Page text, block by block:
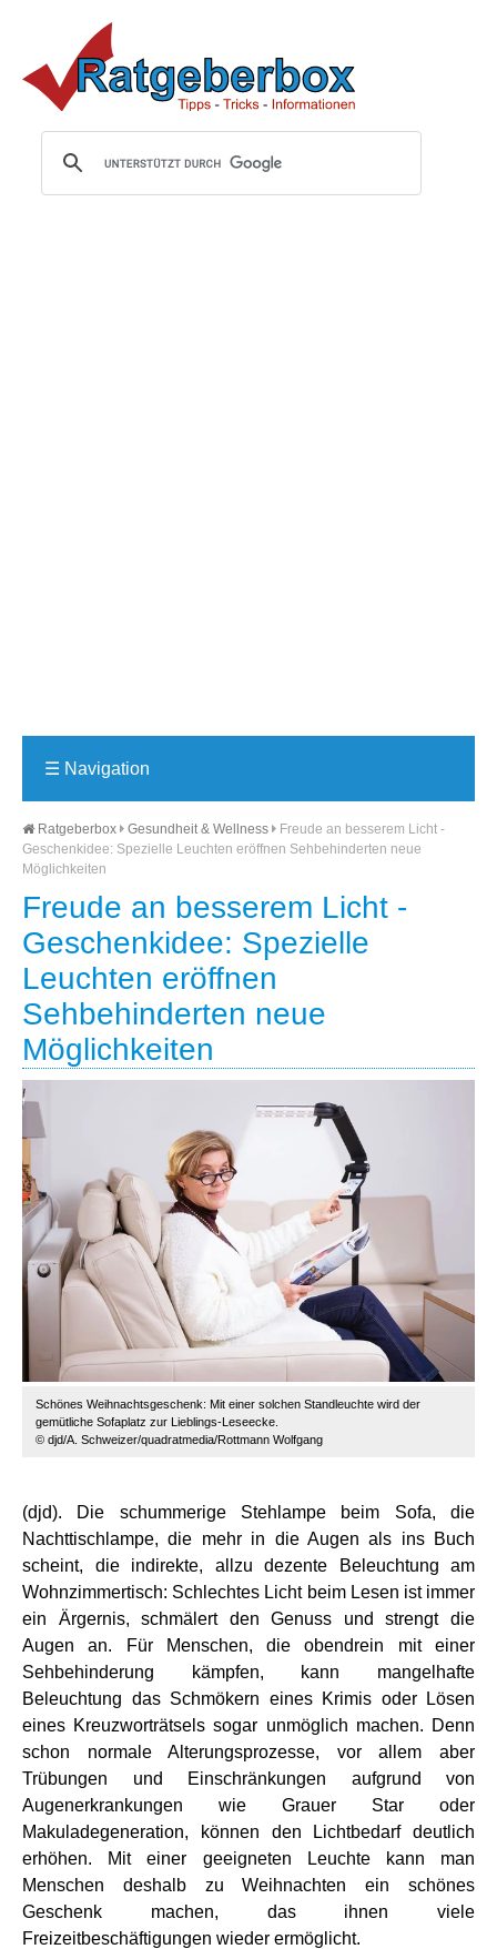
☰ Navigation
Ratgeberbox Gesundheit & Wellness
Freude an besserem Licht -
Geschenkidee: Spezielle Leuchten eröffnen Sehbehinderten neue
Möglichkeiten
Freude an besserem Licht -
Geschenkidee: Spezielle
Leuchten eröffnen
Sehbehinderten neue
Möglichkeiten
Schönes Weihnachtsgeschenk: Mit einer solchen Standleuchte wird der
gemütliche Sofaplatz zur Lieblings-Leseecke.
© djd/A. Schweizer/quadratmedia/Rottmann Wolfgang
(djd). Die schummerige Stehlampe beim Sofa, die
Nachttischlampe, die mehr in die Augen als ins Buch
scheint, die indirekte, allzu dezente Beleuchtung am
Wohnzimmertisch: Schlechtes Licht beim Lesen ist immer
ein Ärgernis, schmälert den Genuss und strengt die
Augen an. Für Menschen, die obendrein mit einer
Sehbehinderung kämpfen, kann mangelhafte
Beleuchtung das Schmökern eines Krimis oder Lösen
eines Kreuzworträtsels sogar unmöglich machen. Denn
schon normale Alterungsprozesse, vor allem aber
Trübungen und Einschränkungen aufgrund von
Augenerkrankungen wie Grauer Star oder
Makuladegeneration, können den Lichtbedarf deutlich
erhöhen. Mit einer geeigneten Leuchte kann man
Menschen deshalb zu Weihnachten ein schönes
Geschenk machen, das ihnen viele
Freizeitbeschäftigungen wieder ermöglicht.